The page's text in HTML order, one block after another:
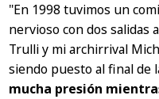
"En 1998 tuvimos un
nervioso con dos salidas
Trulli y mi archirrival
siendo puesto al final de
mucha presión